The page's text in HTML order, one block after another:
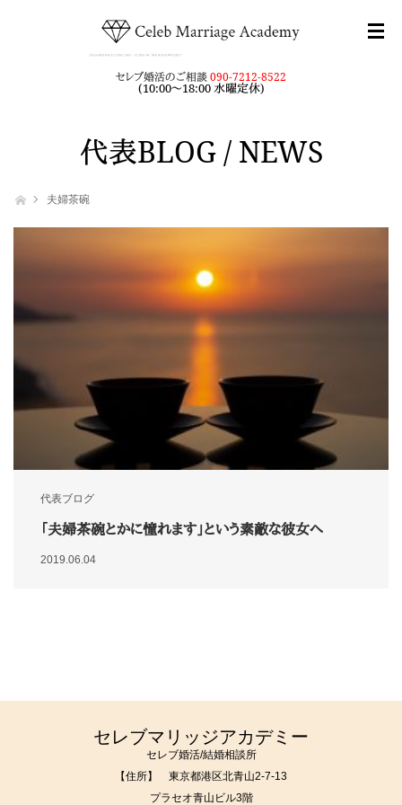
セレブ婚活のご相談090-7212-8522
(10:00～18:00 水曜定休)
代表BLOG / NEWS
ホーム夫婦茶碗
代表ブログ
「夫婦茶碗とかに憧れます」という素敵な彼女へ
2019.06.04
セレブマリッジアカデミー
セレブ婚活/結婚相談所
【住所】 東京都港区北青山2-7-13
プラセオ青山ビル3階